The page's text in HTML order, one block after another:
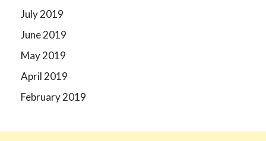
July 2019
June 2019
May 2019
April 2019
February 2019